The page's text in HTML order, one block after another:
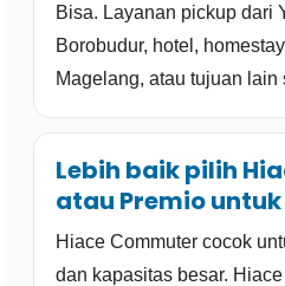
Bisa. Layanan pickup dari
Borobudur, hotel,
Magelang, atau tujuan
Lebih baik pilih
atau Premio
Hiace Commuter cocok
dan kapasitas besar.